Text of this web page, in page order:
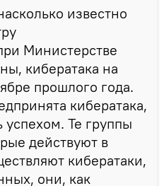
известно
Министерстве
кибератака на
прошлого года.
кибератака,
успехом. Те группы
действуют в
кибератаки,
они, как